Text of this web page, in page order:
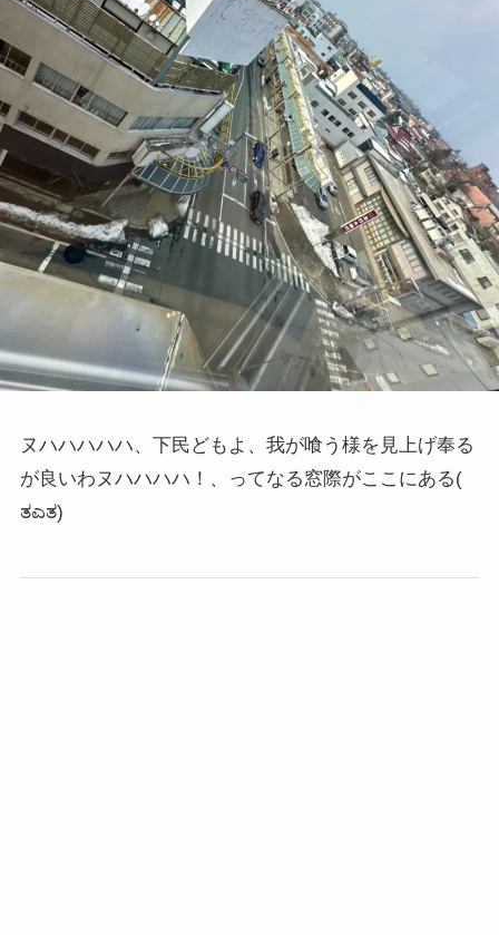
ヌハハハハハ、下民どもよ、我が喰う様を見上げ奉る
が良いわヌハハハハ！、ってなる窓際がここにある(
ತಎತ)